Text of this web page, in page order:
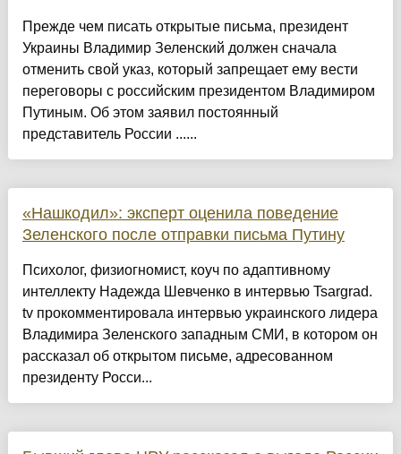
Прежде чем писать открытые письма, президент
Украины Владимир Зеленский должен сначала
отменить свой указ, который запрещает ему вести
переговоры с российским президентом Владимиром
Путиным. Об этом заявил постоянный
представитель России ......
«Нашкодил»: эксперт оценила поведение
Зеленского после отправки письма Путину
Психолог, физиогномист, коуч по адаптивному
интеллекту Надежда Шевченко в интервью Tsargrad.
tv прокомментировала интервью украинского лидера
Владимира Зеленского западным СМИ, в котором он
рассказал об открытом письме, адресованном
президенту Росси...